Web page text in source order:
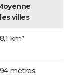
villes
km²
mètres